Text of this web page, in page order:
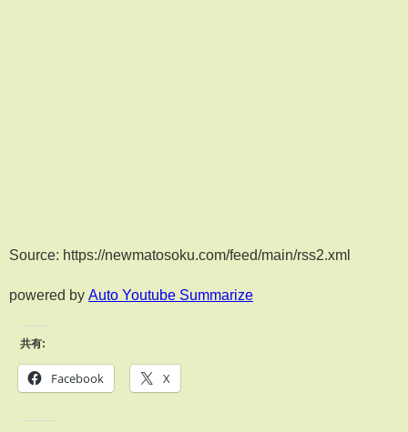
Source: https://newmatosoku.com/feed/main/rss2.xml
powered by Auto Youtube Summarize
共有:
Facebook X